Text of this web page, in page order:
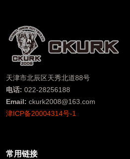
天津市北辰区天秀北道88号
电话: 022-28256188
Email: ckurk2008@163.com
津ICP备20004314号-1
常用链接